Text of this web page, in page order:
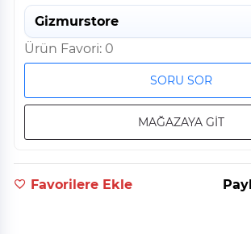
Gizmurstore
Ürün Favori: 0
SORU SOR
MAĞAZAYA GİT
Favorilere Ekle